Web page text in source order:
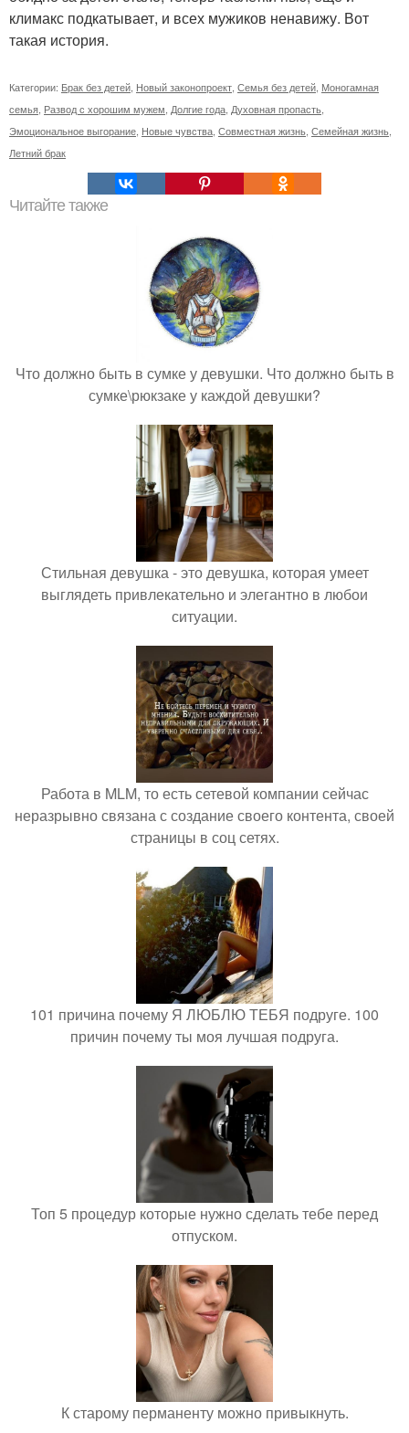
климакс подкатывает, и всех мужиков ненавижу. Вот
такая история.
Категории: Брак без детей Новый законопроект Семья без детей Моногамная
семья Развод с хорошим мужем Долгие года Духовная пропасть
Эмоциональное выгорание Новые чувства Совместная жизнь Семейная жизнь
Летний брак
Читайте также
Что должно быть в сумке у девушки. Что должно быть в
сумке\рюкзаке у каждой девушки?
Стильная девушка - это девушка, которая умеет
выглядеть привлекательно и элегантно в любои
ситуации.
Работа в MLM, то есть сетевой компании сейчас
неразрывно связана с создание своего контента, своей
страницы в соц сетях.
101 причина почему Я ЛЮБЛЮ ТЕБЯ подруге. 100
причин почему ты моя лучшая подруга.
Топ 5 процедур которые нужно сделать тебе перед
отпуском.
К старому перманенту можно привыкнуть.